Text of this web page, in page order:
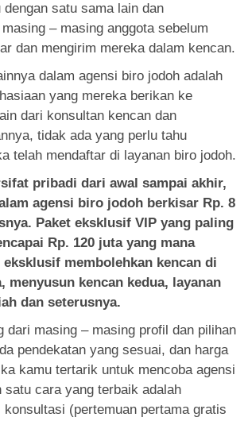
satu sama lain dan
– masing anggota sebelum
dan mengirim mereka dalam kencan.
dalam agensi biro jodoh adalah
yang mereka berikan ke
dari konsultan kencan dan
tidak ada yang perlu tahu
telah mendaftar di layanan biro jodoh.
pribadi dari awal sampai akhir,
agensi biro jodoh berkisar Rp. 8
Paket eksklusif VIP yang paling
Rp. 120 juta yang mana
eksklusif membolehkan kencan di
menyusun kencan kedua, layanan
dan seterusnya.
dari masing – masing profil dan pilihan
pendekatan yang sesuai, dan harga
kamu tertarik untuk mencoba agensi
satu cara yang terbaik adalah
konsultasi (pertemuan pertama gratis